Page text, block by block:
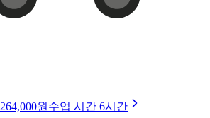
264,000원 수업 시간 6시간